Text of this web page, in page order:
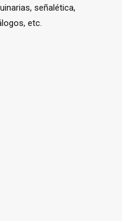
señalética,
etc.